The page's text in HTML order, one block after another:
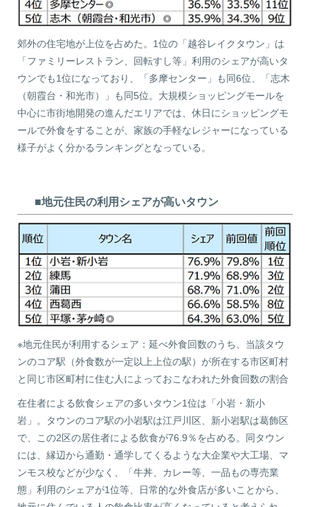
郊外の住宅地が上位を占めた。1位の「越谷レイクタウン」は
「ファミリーレストラン、回転すし等」利用のシェアが高いタ
ウンでも1位になっており、「多摩センター」も同6位、「志木
（朝霞台・和光市）」も同5位。大規模ショッピングモールを
中心に市街地開発の進んだエリアでは、休日にショッピングモ
ールで外食をすることが、家族の手軽なレジャーになっている
様子がよく分かるランキングとなっている。
■地元住民の利用シェアが高いタウン
※地元住民が利用するシェア：延べ外食回数のうち、当該タウ
ンのコア駅（外食数が一定以上上位の駅）が所在する市区町村
と同じ市区町村に住む人によっておこなわれた外食回数の割合
在住者による飲食シェアの多いタウン1位は「小岩・新小
岩」。タウンのコア駅の小岩駅は江戸川区、新小岩駅は葛飾区
で、この2区の居住者による飲食が76.9％を占める。同タウン
には、縁辺から通勤・通学してくるような大企業や大工場、マ
ンモス校などが少なく、「牛丼、カレー等、一品もの専売業
態」利用のシェアが1位等、日常的な外食店が多いことから、